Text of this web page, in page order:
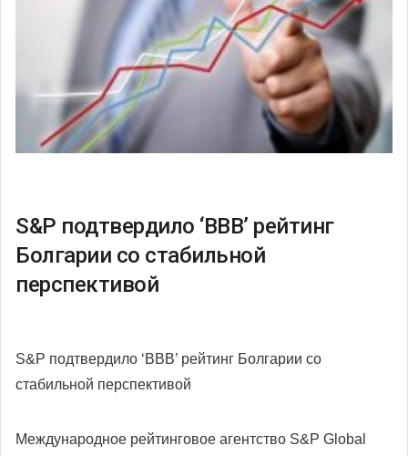
S&P подтвердило ‘BBB’ рейтинг
Болгарии со стабильной
перспективой
S&P подтвердило ‘BBB’ рейтинг Болгарии со
стабильной перспективой
Международное рейтинговое агентство S&P Global